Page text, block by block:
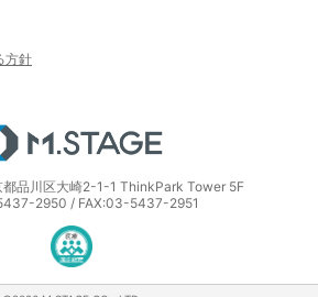
方針
品川区大崎2-1-1 ThinkPark Tower 5F
2950 / FAX:03-5437-2951